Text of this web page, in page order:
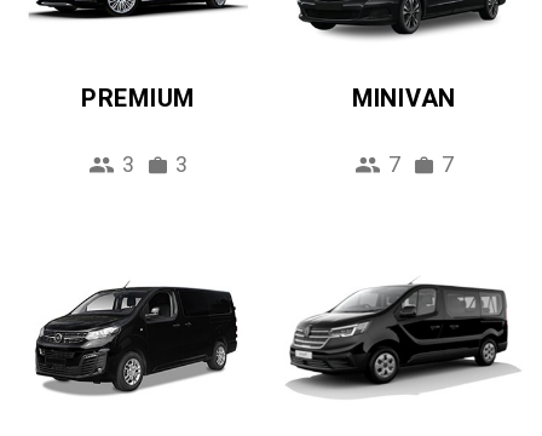
PREMIUM
3 3
MINIVAN
7 7